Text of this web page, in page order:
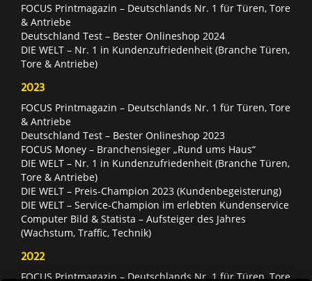
FOCUS Printmagazin – Deutschlands Nr. 1 für Türen, Tore
& Antriebe
Deutschland Test – Bester Onlineshop 2024
DIE WELT – Nr. 1 in Kundenzufriedenheit (Branche Türen,
Tore & Antriebe)
2023
FOCUS Printmagazin – Deutschlands Nr. 1 für Türen, Tore
& Antriebe
Deutschland Test – Bester Onlineshop 2023
FOCUS Money – Branchensieger „Rund ums Haus“
DIE WELT – Nr. 1 in Kundenzufriedenheit (Branche Türen,
Tore & Antriebe)
DIE WELT – Preis-Champion 2023 (Kundenbegeisterung)
DIE WELT – Service-Champion im erlebten Kundenservice
Computer Bild & Statista – Aufsteiger des Jahres
(Wachstum, Traffic, Technik)
2022
FOCUS Printmagazin – Deutschlands Nr. 1 für Türen, Tore